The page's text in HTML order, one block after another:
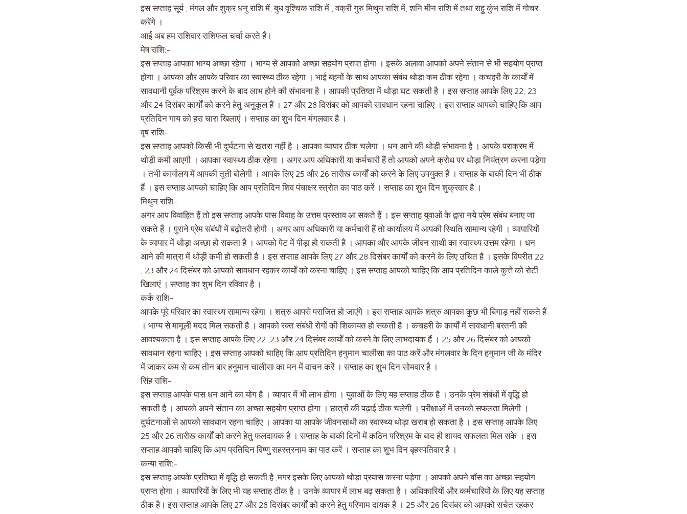
इस सप्ताह सूर्य , मंगल और शुक्र धनु राशि में, बुध वृश्चिक राशि में , वक्री गुरु मिथुन राशि में, शनि मीन राशि में तथा राहु कुंभ राशि में गोचर
करेंगे ।
आई अब हम राशिवार राशिफल चर्चा करते हैं।
मेष राशि:-
इस सप्ताह आपका भाग्य अच्छा रहेगा । भाग्य से आपको अच्छा सहयोग प्राप्त होगा । इसके अलावा आपको अपने संतान से भी सहयोग प्राप्त
होगा । आपका और आपके परिवार का स्वास्थ्य ठीक रहेगा । भाई बहनों के साथ आपका संबंध थोड़ा कम ठीक रहेगा । कचहरी के कार्यों में
सावधानी पूर्वक परिश्रम करने के बाद लाभ होने की संभावना है । आपकी प्रतिष्ठा में थोड़ा घट सकती है । इस सप्ताह आपके लिए 22, 23
और 24 दिसंबर कार्यों को करने हेतु अनुकूल हैं । 27 और 28 दिसंबर को आपको सावधान रहना चाहिए । इस सप्ताह आपको चाहिए कि आप
प्रतिदिन गाय को हरा चारा खिलाएं । सप्ताह का शुभ दिन मंगलवार है ।
वृष राशि-
इस सप्ताह आपको किसी भी दुर्घटना से खतरा नहीं है । आपका व्यापार ठीक चलेगा । धन आने की थोड़ी संभावना है । आपके पराक्रम में
थोड़ी कमी आएगी । आपका स्वास्थ्य ठीक रहेगा । अगर आप अधिकारी या कर्मचारी हैं तो आपको अपने क्रोध पर थोड़ा नियंत्रण करना पड़ेगा
। तभी कार्यालय में आपकी तूती बोलेगी । आपके लिए 25 और 26 तारीख कार्यों को करने के लिए उपयुक्त हैं । सप्ताह के बाकी दिन भी ठीक
हैं । इस सप्ताह आपको चाहिए कि आप प्रतिदिन शिव पंचाक्षर स्त्रोत का पाठ करें । सप्ताह का शुभ दिन शुक्रवार है ।
मिथुन राशि-
अगर आप विवाहित हैं तो इस सप्ताह आपके पास विवाह के उत्तम प्रस्ताव आ सकते हैं । इस सप्ताह युवाओं के द्वारा नये प्रेम संबंध बनाए जा
सकते हैं । पुराने प्रेम संबंधों में बढ़ोतरी होगी । अगर आप अधिकारी या कर्मचारी हैं तो कार्यालय में आपकी स्थिति सामान्य रहेगी । व्यापारियों
के व्यापार में थोड़ा अच्छा हो सकता है । आपको पेट में पीड़ा हो सकती है । आपका और आपके जीवन साथी का स्वास्थ्य उत्तम रहेगा । धन
आने की मात्रा में थोड़ी कमी हो सकती है । इस सप्ताह आपके लिए 27 और 28 दिसंबर कार्यों को करने के लिए उचित है । इसके विपरीत 22
, 23 और 24 दिसंबर को आपको सावधान रहकर कार्यों को करना चाहिए । इस सप्ताह आपको चाहिए कि आप प्रतिदिन काले कुत्ते को रोटी
खिलाएं । सप्ताह का शुभ दिन रविवार है ।
कर्क राशि-
आपके पूरे परिवार का स्वास्थ्य सामान्य रहेगा । शत्रु आपसे पराजित हो जाएंगे । इस सप्ताह आपके शत्रु आपका कुछ भी बिगाड़ नहीं सकते हैं
। भाग्य से मामूली मदद मिल सकती है । आपको रक्त संबंधी रोगों की शिकायत हो सकती है । कचहरी के कार्यों में सावधानी बरतनी की
आवश्यकता है । इस सप्ताह आपके लिए 22 ,23 और 24 दिसंबर कार्यों को करने के लिए लाभदायक हैं । 25 और 26 दिसंबर को आपको
सावधान रहना चाहिए । इस सप्ताह आपको चाहिए कि आप प्रतिदिन हनुमान चालीसा का पाठ करें और मंगलवार के दिन हनुमान जी के मंदिर
में जाकर कम से कम तीन बार हनुमान चालीसा का मन में वाचन करें । सप्ताह का शुभ दिन सोमवार है ।
सिंह राशि-
इस सप्ताह आपके पास धन आने का योग है । व्यापार में भी लाभ होगा । युवाओं के लिए यह सप्ताह ठीक है । उनके प्रेम संबंधों में वृद्धि हो
सकती है । आपको अपने संतान का अच्छा सहयोग प्राप्त होगा । छात्रों की पढ़ाई ठीक चलेगी । परीक्षाओं में उनको सफलता मिलेगी ।
दुर्घटनाओं से आपको सावधान रहना चाहिए । आपका या आपके जीवनसाथी का स्वास्थ्य थोड़ा खराब हो सकता है । इस सप्ताह आपके लिए
25 और 26 तारीख कार्यों को करने हेतु फलदायक है । सप्ताह के बाकी दिनों में कठिन परिश्रम के बाद ही शायद सफलता मिल सके । इस
सप्ताह आपको चाहिए कि आप प्रतिदिन विष्णु सहस्त्रनाम का पाठ करें । सप्ताह का शुभ दिन बृहस्पतिवार है ।
कन्या राशि:-
इस सप्ताह आपके प्रतिष्ठा में वृद्धि हो सकती है ,मगर इसके लिए आपको थोड़ा प्रयास करना पड़ेगा । आपको अपने बॉस का अच्छा सहयोग
प्राप्त होगा । व्यापारियों के लिए भी यह सप्ताह ठीक है । उनके व्यापार में लाभ बढ़ सकता है । अधिकारियों और कर्मचारियों के लिए यह सप्ताह
ठीक है। इस सप्ताह आपके लिए 27 और 28 दिसंबर कार्यों को करने हेतु परिणाम दायक हैं । 25 और 26 दिसंबर को आपको सचेत रहकर